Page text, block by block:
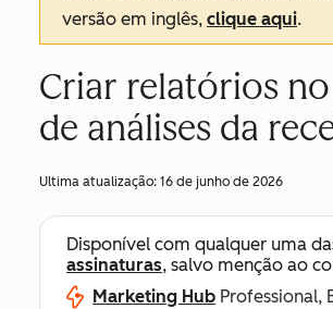
versão em inglês, clique aqui.
Criar relatórios
de análises da
Ultima atualização: 16 de junho de 2026
Disponível com qualquer uma
assinaturas, salvo menção ao
Marketing Hub Professional,